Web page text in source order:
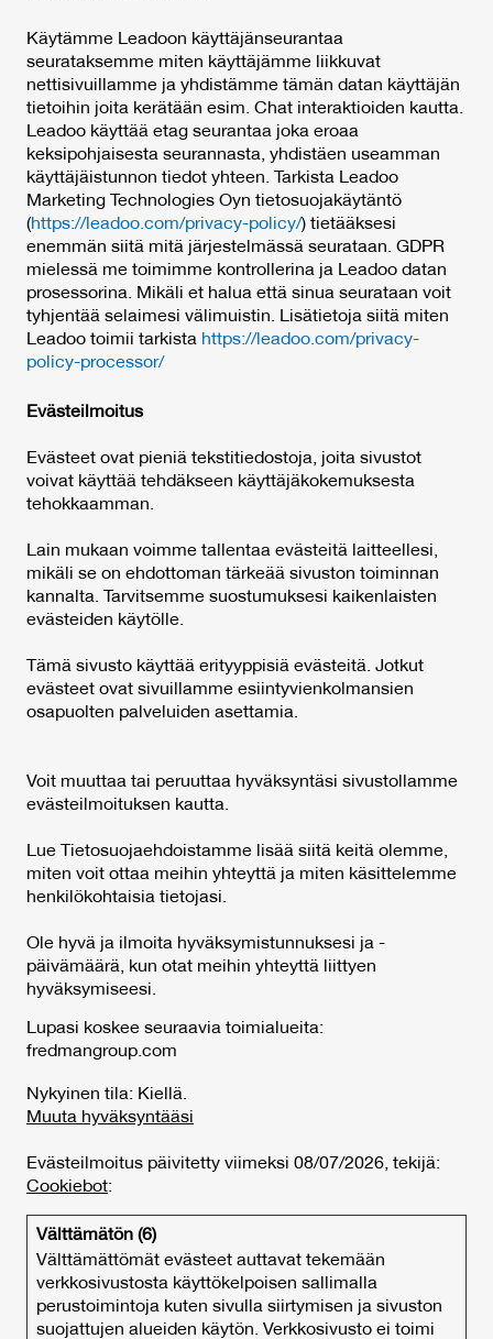
Käytämme Leadoon käyttäjänseurantaa
seurataksemme miten käyttäjämme liikkuvat
nettisivuillamme ja yhdistämme tämän datan käyttäjän
tietoihin joita kerätään esim. Chat interaktioiden kautta.
Leadoo käyttää etag seurantaa joka eroaa
keksipohjaisesta seurannasta, yhdistäen useamman
käyttäjäistunnon tiedot yhteen. Tarkista Leadoo
Marketing Technologies Oyn tietosuojakäytäntö
( https://leadoo.com/privacy-policy/) tietääksesi
enemmän siitä mitä järjestelmässä seurataan. GDPR
mielessä me toimimme kontrollerina ja Leadoo datan
prosessorina. Mikäli et halua että sinua seurataan voit
tyhjentää selaimesi välimuistin. Lisätietoja siitä miten
Leadoo toimii tarkista https://leadoo.com/privacy-
policy-processor/
Evästeilmoitus
Evästeet ovat pieniä tekstitiedostoja, joita sivustot
voivat käyttää tehdäkseen käyttäjäkokemuksesta
tehokkaamman.
Lain mukaan voimme tallentaa evästeitä laitteellesi,
mikäli se on ehdottoman tärkeää sivuston toiminnan
kannalta. Tarvitsemme suostumuksesi kaikenlaisten
evästeiden käytölle.
Tämä sivusto käyttää erityyppisiä evästeitä. Jotkut
evästeet ovat sivuillamme esiintyvienkolmansien
osapuolten palveluiden asettamia.
Voit muuttaa tai peruuttaa hyväksyntäsi sivustollamme
evästeilmoituksen kautta.
Lue Tietosuojaehdoistamme lisää siitä keitä olemme,
miten voit ottaa meihin yhteyttä ja miten käsittelemme
henkilökohtaisia tietojasi.
Ole hyvä ja ilmoita hyväksymistunnuksesi ja -
päivämäärä, kun otat meihin yhteyttä liittyen
hyväksymiseesi.
Lupasi koskee seuraavia toimialueita:
fredmangroup.com
Nykyinen tila: Kiellä.
Muuta hyväksyntääsi
Evästeilmoitus päivitetty viimeksi 08/07/2026, tekijä:
Cookiebot:
Välttämätön (6)
Välttämättömät evästeet auttavat tekemään
verkkosivustosta käyttökelpoisen sallimalla
perustoimintoja kuten sivulla siirtymisen ja sivuston
suojattujen alueiden käytön. Verkkosivusto ei toimi